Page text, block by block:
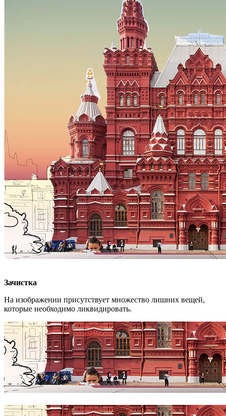
Зачистка
На изображении присутствует множество лишних вещей,
которые необходимо ликвидировать.